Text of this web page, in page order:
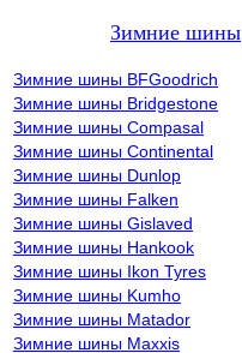
Зимние шины
Зимние шины BFGoodrich
Зимние шины Bridgestone
Зимние шины Compasal
Зимние шины Continental
Зимние шины Dunlop
Зимние шины Falken
Зимние шины Gislaved
Зимние шины Hankook
Зимние шины Ikon Tyres
Зимние шины Kumho
Зимние шины Matador
Зимние шины Maxxis